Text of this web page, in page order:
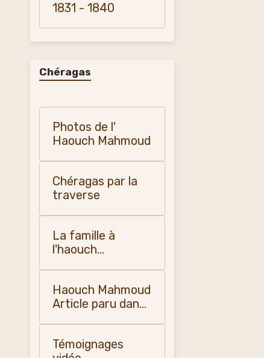
1831 - 1840
Chéragas
Photos de l'
Haouch Mahmoud
Chéragas par la
traverse
La famille à
l'haouch
Haouch Mahmoud
Article paru dans
1955
Témoignages